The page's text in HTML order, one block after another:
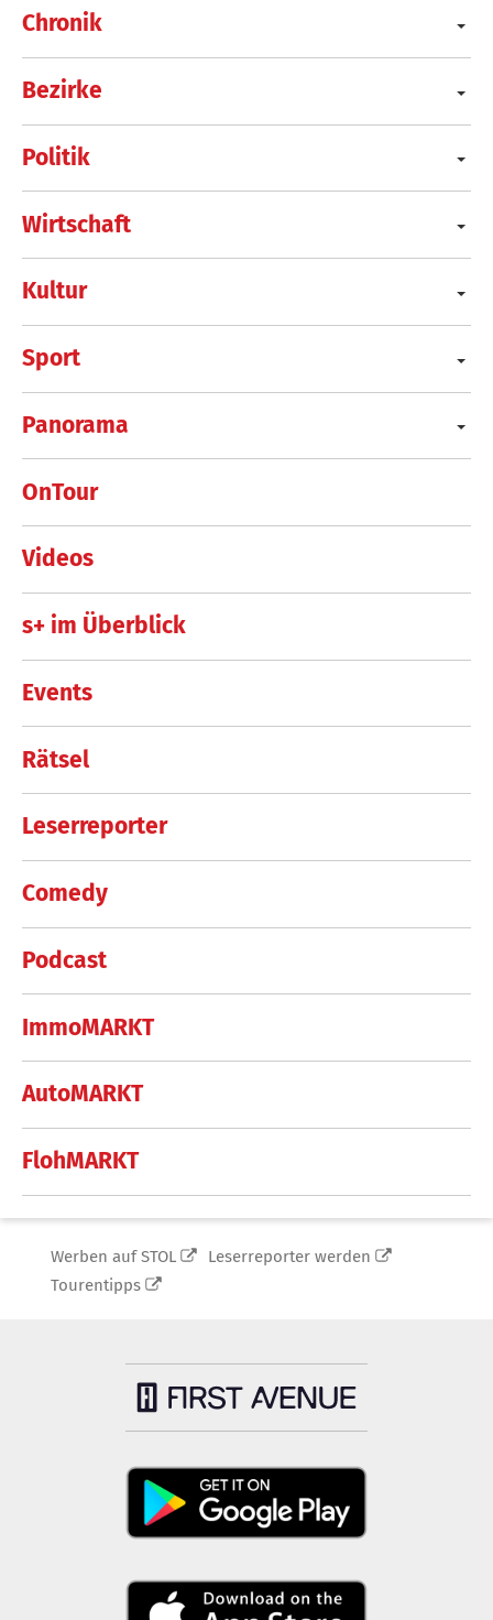
Chronik
Bezirke
Politik
Wirtschaft
Kultur
Sport
Panorama
OnTour
Videos
s+ im Überblick
Events
Rätsel
Leserreporter
Comedy
Podcast
ImmoMARKT
AutoMARKT
FlohMARKT
Werben auf STOL
Leserreporter werden
Tourentipps